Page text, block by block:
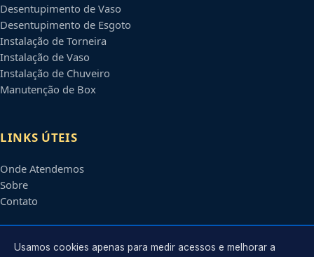
Desentupimento de Vaso
Desentupimento de Esgoto
Instalação de Torneira
Instalação de Vaso
Instalação de Chuveiro
Manutenção de Box
LINKS ÚTEIS
Onde Atendemos
Sobre
Contato
CONTATO
Usamos cookies apenas para medir acessos e melhorar a